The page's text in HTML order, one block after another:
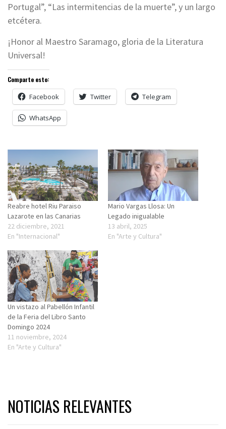
Portugal”, “Las intermitencias de la muerte”, y un largo
etcétera.
¡Honor al Maestro Saramago, gloria de la Literatura
Universal!
Comparte esto:
Facebook Twitter Telegram
WhatsApp
Reabre hotel Riu Paraiso
Lazarote en las Canarias
22 diciembre, 2021
En "Internacional"
Mario Vargas Llosa: Un
Legado inigualable
13 abril, 2025
En "Arte y Cultura"
Un vistazo al Pabellón Infantil
de la Feria del Libro Santo
Domingo 2024
11 noviembre, 2024
En "Arte y Cultura"
NOTICIAS RELEVANTES